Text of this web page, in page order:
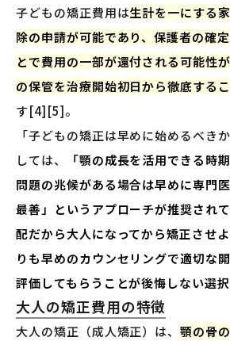
子どもの矯正費用は生計を一にする
除の申請が可能であり、保護者の確
とで費用の一部が還付される可能性
の保管を治療開始初日から徹底する
す[4][5]。
「子どもの矯正は早めに始めるべき
しては、
「顎の成長を活用できる時
問題の兆候がある場合は早めに専門
最善」というアプローチが推奨され
配だから大人になってから矯正させ
りも早めのカウンセリングで適切な
評価してもらうことが後悔しない選
大人の矯正費用の特徴
大人の矯正（成人矯正）は、顎の骨